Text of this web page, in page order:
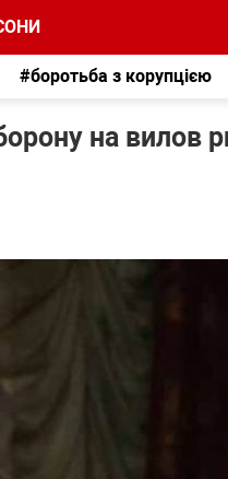
#боротьба з корупцією
на вилов